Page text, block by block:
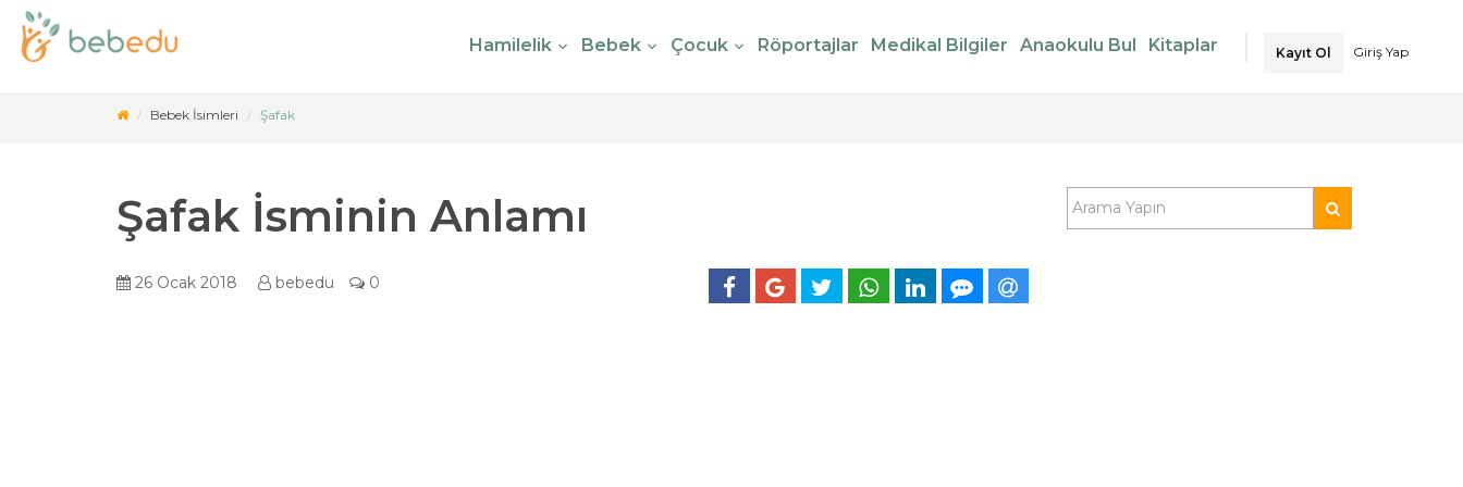
Hamilelik Bebek Çocuk Röportajlar Medikal Bilgiler Anaokulu Bul Kitaplar Kayıt Ol Giriş Yap
Bebek İsimleri Şafak
Şafak İsminin Anlamı
26 Ocak 2018 bebedu 0